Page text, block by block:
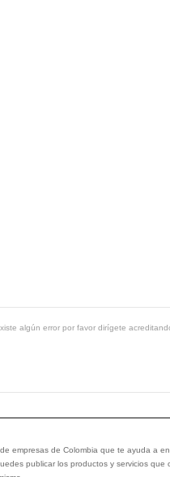
algún error por favor dirígete
empresas de Colombia que te ayuda a
publicar los productos y servicios